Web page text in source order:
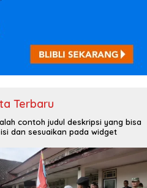
Terbaru
contoh judul deskripsi yang bisa
dan sesuaikan pada widget